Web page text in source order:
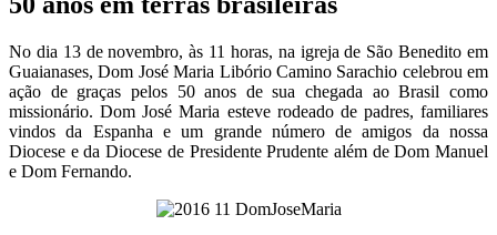
No dia 13 de novembro, às 11 horas, na igreja de São Benedito em
Guaianases, Dom José Maria Libório Camino Sarachio celebrou em
ação de graças pelos 50 anos de sua chegada ao Brasil como
missionário. Dom José Maria esteve rodeado de padres, familiares
vindos da Espanha e um grande número de amigos da nossa
Diocese e da Diocese de Presidente Prudente além de Dom Manuel
e Dom Fernando.